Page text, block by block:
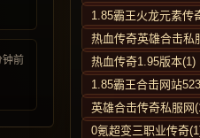
钟前
1.85霸王火龙元素传
热血传奇英雄合击私
热血传奇1.95版本(1)
1.85霸王合击网站
英雄合击传奇私服网
0氪超变三职业传奇